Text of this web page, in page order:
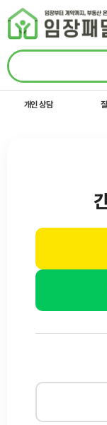
콘텐츠로
건너뛰기
개인 상담